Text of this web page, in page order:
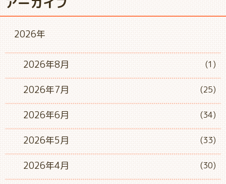
2026年
2026年8月 (1)
2026年7月 (25)
2026年6月 (34)
2026年5月 (33)
2026年4月 (30)